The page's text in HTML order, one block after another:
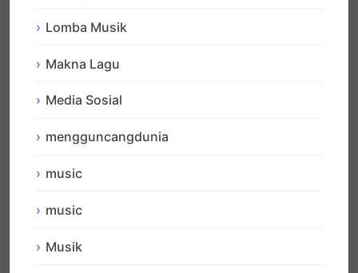
Lomba Musik
Makna Lagu
Media Sosial
mengguncangdunia
music
music
Musik